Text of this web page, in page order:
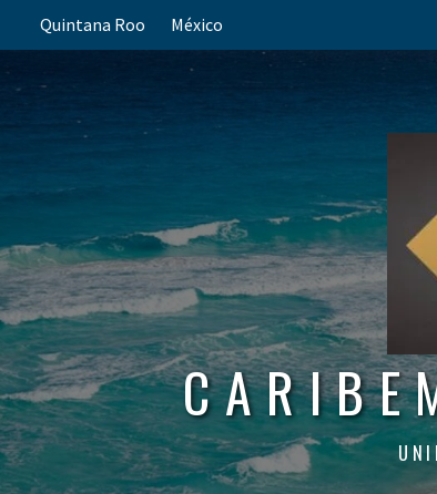
Quintana Roo México